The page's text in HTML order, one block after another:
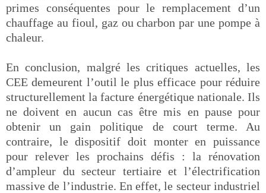
primes conséquentes pour le remplacement d’un
chauffage au fioul, gaz ou charbon par une pompe à
chaleur.
En conclusion, malgré les critiques actuelles, les
CEE demeurent l’outil le plus efficace pour réduire
structurellement la facture énergétique nationale. Ils
ne doivent en aucun cas être mis en pause pour
obtenir un gain politique de court terme. Au
contraire, le dispositif doit monter en puissance
pour relever les prochains défis : la rénovation
d’ampleur du secteur tertiaire et l’électrification
massive de l’industrie. En effet, le secteur industriel